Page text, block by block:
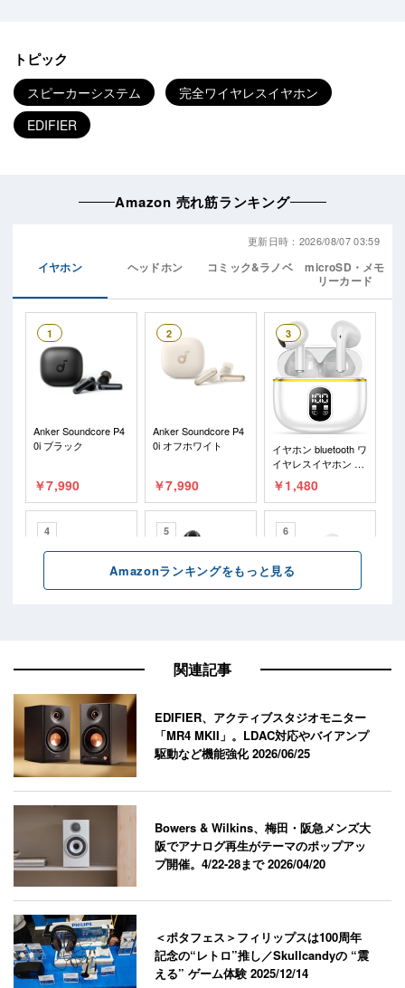
トピック
スピーカーシステム
完全ワイヤレスイヤホン
EDIFIER
関連記事
EDIFIER、アクティブスタジオモニター
「MR4 MKII」。LDAC対応やバイアンプ
駆動など機能強化2026/06/25
Bowers & Wilkins、梅田・阪急メンズ大
阪でアナログ再生がテーマのポップアッ
プ開催。4/22-28まで2026/04/20
＜ポタフェス＞フィリップスは100周年
記念の“レトロ”推し／Skullcandyの “震
える” ゲーム体験2025/12/14